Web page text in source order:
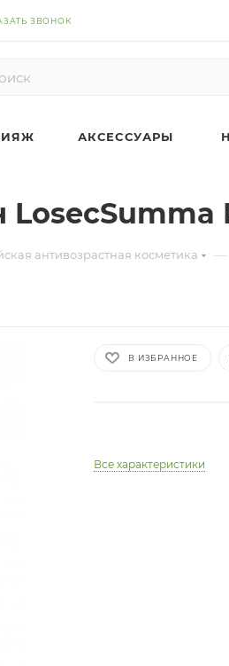
ЗВОНОК
АКСЕССУАРЫ
антивозрастная косметика —
В ИЗБРАННОЕ
Все характеристики